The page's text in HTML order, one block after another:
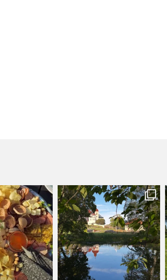
29
kullanslycka
Jul 16